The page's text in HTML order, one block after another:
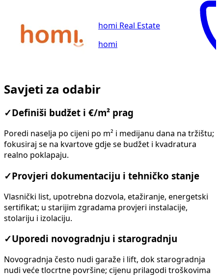
homi Real Estate
homi
Savjeti za odabir
✓ Definiši budžet i €/m² prag
Poredi naselja po cijeni po m² i medijanu dana na tržištu;
fokusiraj se na kvartove gdje se budžet i kvadratura
realno poklapaju.
✓ Provjeri dokumentaciju i tehničko stanje
Vlasnički list, upotrebna dozvola, etažiranje, energetski
sertifikat; u starijim zgradama provjeri instalacije,
stolariju i izolaciju.
✓Uporedi novogradnju i starogradnju
Novogradnja često nudi garaže i lift, dok starogradnja
nudi veće tlocrtne površine; cijenu prilagodi troškovima